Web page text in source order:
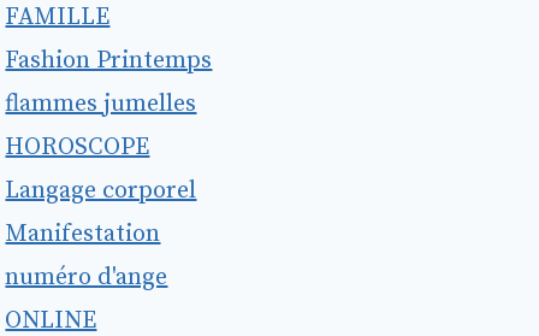
FAMILLE
Fashion Printemps
flammes jumelles
HOROSCOPE
Langage corporel
Manifestation
numéro d'ange
ONLINE